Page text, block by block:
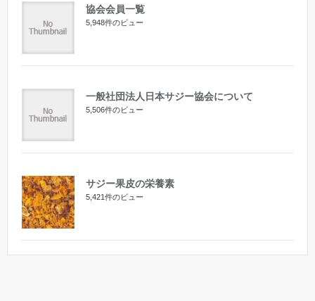
協会会員一覧
5,948件のビュー
一般社団法人日本サジー協会について
5,506件のビュー
サジー果皮の栄養素
5,421件のビュー